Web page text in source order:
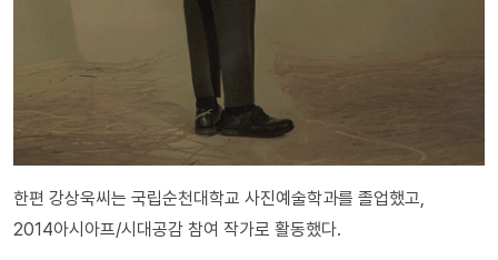
한편 강상욱씨는 국립순천대학교 사진예술학과를 졸업했고,
2014아시아프/시대공감 참여 작가로 활동했다.